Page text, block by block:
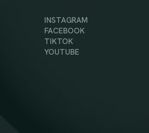
INSTAGRAM
FACEBOOK
TIKTOK
YOUTUBE